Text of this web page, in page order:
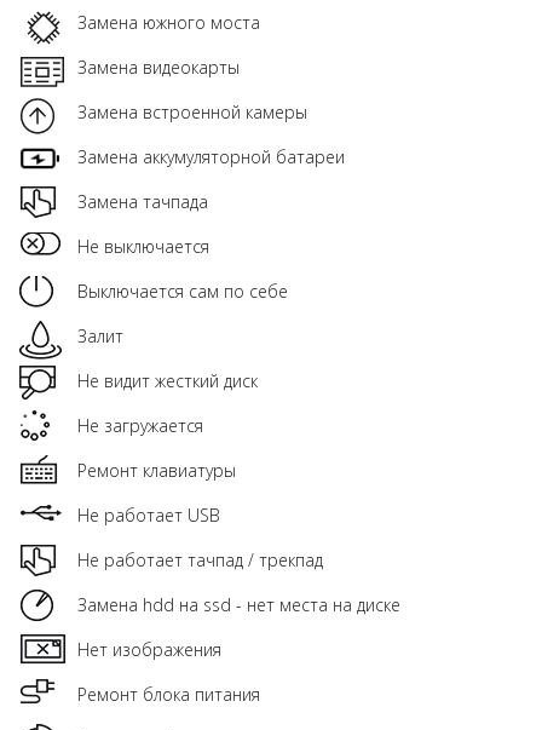
Замена южного моста
Замена видеокарты
Замена встроенной камеры
Замена аккумуляторной батареи
Замена тачпада
Не выключается
Выключается сам по себе
Залит
Не видит жесткий диск
Не загружается
Ремонт клавиатуры
Не работает USB
Не работает тачпад / трекпад
Замена hdd на ssd - нет места на диске
Нет изображения
Ремонт блока питания